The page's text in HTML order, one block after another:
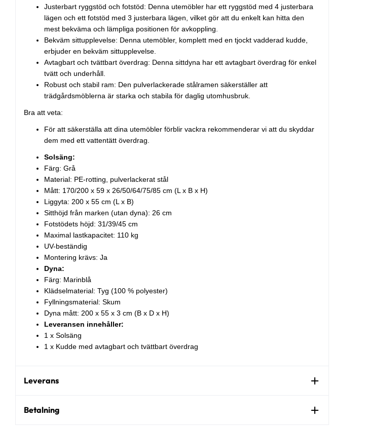
Justerbart ryggstöd och fotstöd: Denna utemöbler har ett ryggstöd med 4 justerbara
lägen och ett fotstöd med 3 justerbara lägen, vilket gör att du enkelt kan hitta den
mest bekväma och lämpliga positionen för avkoppling.
Bekväm sittupplevelse: Denna utemöbler, komplett med en tjockt vadderad kudde,
erbjuder en bekväm sittupplevelse.
Avtagbart och tvättbart överdrag: Denna sittdyna har ett avtagbart överdrag för enkel
tvätt och underhåll.
Robust och stabil ram: Den pulverlackerade stålramen säkerställer att
trädgårdsmöblerna är starka och stabila för daglig utomhusbruk.
Bra att veta:
För att säkerställa att dina utemöbler förblir vackra rekommenderar vi att du skyddar
dem med ett vattentätt överdrag.
Solsäng:
Färg: Grå
Material: PE-rotting, pulverlackerat stål
Mått: 170/200 x 59 x 26/50/64/75/85 cm (L x B x H)
Liggyta: 200 x 55 cm (L x B)
Sitthöjd från marken (utan dyna): 26 cm
Fotstödets höjd: 31/39/45 cm
Maximal lastkapacitet: 110 kg
UV-beständig
Montering krävs: Ja
Dyna:
Färg: Marinblå
Klädselmaterial: Tyg (100 % polyester)
Fyllningsmaterial: Skum
Dyna mått: 200 x 55 x 3 cm (B x D x H)
Leveransen innehåller:
1 x Solsäng
1 x Kudde med avtagbart och tvättbart överdrag
Leverans
Betalning